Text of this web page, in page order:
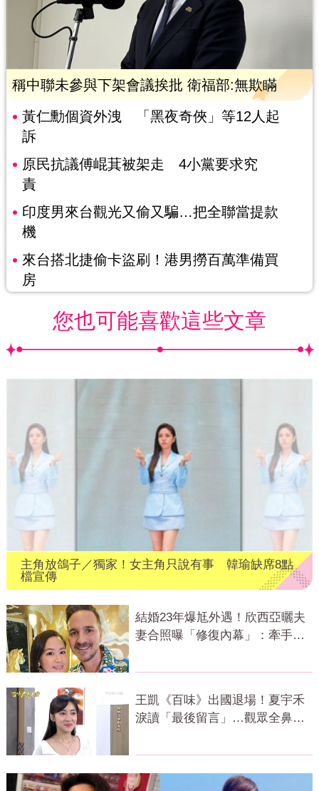
稱中聯未參與下架會議挨批 衛福部:無欺瞞
黃仁勳個資外洩 「黑夜奇俠」等12人起
訴
原民抗議傅崐萁被架走 4小黨要求究
責
印度男來台觀光又偷又騙…把全聯當提款
機
來台搭北捷偷卡盜刷！港男撈百萬準備買
房
您也可能喜歡這些文章
主角放鴿子／獨家！女主角只說有事 韓瑜缺席8點
檔宣傳
結婚23年爆尪外遇！欣西亞曬夫
妻合照曝「修復內幕」：牽手卻
王凱《百味》出國退場！夏宇禾
淚讀「最後留言」…觀眾全鼻